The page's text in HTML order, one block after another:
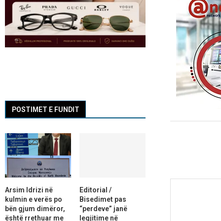
POSTIMET E FUNDIT
Arsim Idrizi në
kulmin e verës po
bën gjum dimëror,
është rrethuar me
Editorial /
Bisedimet pas
“perdeve” janë
legjitime në